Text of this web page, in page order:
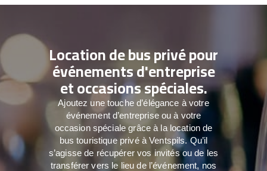
Location de bus privé pour
événements d'entreprise
et occasions spéciales.
Ajoutez une touche d’élégance à votre
événement d’entreprise ou à votre
occasion spéciale grâce à la location de
bus touristique privé à Ventspils. Qu’il
s’agisse de récupérer vos invités ou de les
transférer vers le lieu de l’événement, nos